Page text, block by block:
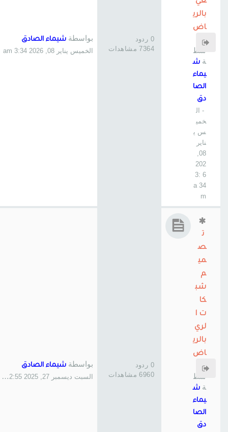
بالري
اض
بوا
سط
ة ش
يماء
الصا
دق
- ال
خمي
س ي
ناير
08,
202
6 3:
34 a
m
0 ردود
7364 مشاهدات
بواسطة شيماء الصادق
الخميس يناير 08, 2026 3:34 am
ص
مي
م
شب
كا
ت ا
لري
بالري
اض
بوا
سط
ة ش
يماء
الصا
دق
0 ردود
6960 مشاهدات
بواسطة شيماء الصادق
السبت ديسمبر 27, 2025 2:55 am